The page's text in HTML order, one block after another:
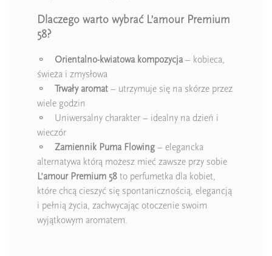
Dlaczego warto wybrać L’amour Premium
58?
⚬ Orientalno-kwiatowa kompozycja – kobieca,
świeża i zmysłowa
⚬ Trwały aromat – utrzymuje się na skórze przez
wiele godzin
⚬ Uniwersalny charakter – idealny na dzień i
wieczór
⚬ Zamiennik Puma Flowing – elegancka
alternatywa którą możesz mieć zawsze przy sobie
L’amour Premium 58 to perfumetka dla kobiet,
które chcą cieszyć się spontanicznością, elegancją
i pełnią życia, zachwycając otoczenie swoim
wyjątkowym aromatem.